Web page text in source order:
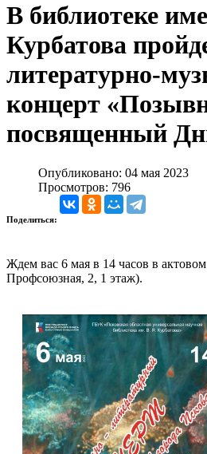
В библиотеке
Курбатова
литературно-
концерт
посвященный
Опубликовано: 04 мая 2023
Просмотров: 796
Поделиться:
Ждем вас 6 мая в 14 часов в
Профсоюзная, 2, 1 этаж).